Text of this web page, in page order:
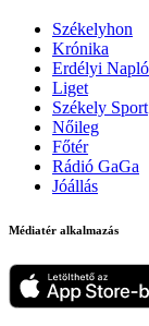
Székelyhon
Krónika
Erdélyi Napló
Liget
Székely Sport
Nőileg
Főtér
Rádió GaGa
Jóállás
Médiatér alkalmazás